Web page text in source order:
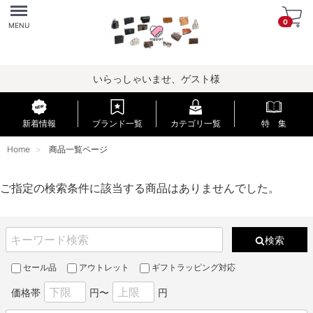
Menu
MENU 0
いらっしゃいませ、ゲスト様
新着情報 ブランド一覧 カテゴリ一覧 特 集
Home 商品一覧ページ
ご指定の検索条件に該当する商品はありませんでした。
検索
セール品 アウトレット ギフトラッピング対応
価格帯 円〜 円